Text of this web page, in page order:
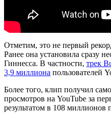
Отметим, это не первый
Ранее она установила сразу
Гиннесса. В частности, трек
3,9 миллиона пользователей
Более того, клип получил
просмотров на YouTube за
результатом в 108 миллионов